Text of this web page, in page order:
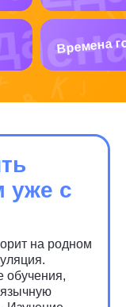
Времена
уже с
на родном
обучения,